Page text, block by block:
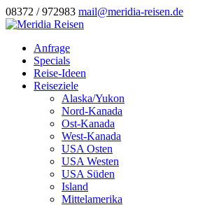
08372 / 972983 mail@meridia-reisen.de
Anfrage
Specials
Reise-Ideen
Reiseziele
Alaska/Yukon
Nord-Kanada
Ost-Kanada
West-Kanada
USA Osten
USA Westen
USA Süden
Island
Mittelamerika